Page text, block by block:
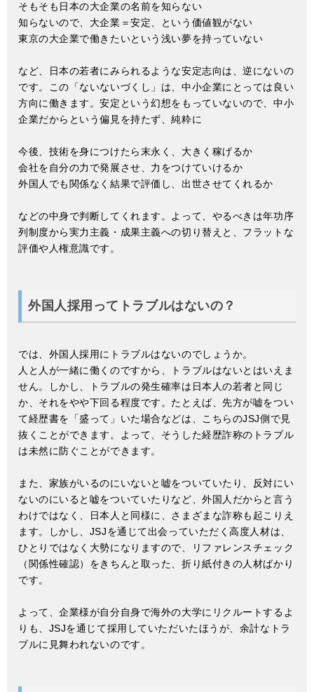
そもそも日本の大企業の名前を知らない
知らないので、大企業＝安定、という価値観がない
東京の大企業で働きたいという浅い夢を持っていない
など、日本の若者にみられるような安定志向は、逆にないの
です。この「ないないづくし」は、中小企業にとっては良い
方向に働きます。安定という幻想をもっていないので、中小
企業だからという偏見を持たず、純粋に
今後、技術を身につけたら末永く、大きく稼げるか
会社を自分の力で発展させ、力をつけていけるか
外国人でも関係なく結果で評価し、出世させてくれるか
などの中身で判断してくれます。よって、やるべきは年功序
列制度から実力主義・成果主義への切り替えと、フラットな
評価や人権意識です。
外国人採用ってトラブルはないの？
では、外国人採用にトラブルはないのでしょうか。
人と人が一緒に働くのですから、トラブルはないとはいえま
せん。しかし、トラブルの発生確率は日本人の若者と同じ
か、それをやや下回る程度です。たとえば、先方が嘘をつい
て経歴書を「盛って」いた場合などは、こちらのJSJ側で見
抜くことができます。よって、そうした経歴詐称のトラブル
は未然に防ぐことができます。
また、家族がいるのにいないと嘘をついていたり、反対にい
ないのにいると嘘をついていたりなど、外国人だからと言う
わけではなく、日本人と同様に、さまざまな詐称も起こりえ
ます。しかし、JSJを通じて出会っていただく高度人材は、
ひとりではなく大勢になりますので、リファレンスチェック
（関係性確認）をきちんと取った、折り紙付きの人材ばかり
です。
よって、企業様が自分自身で海外の大学にリクルートするよ
りも、JSJを通じて採用していただいたほうが、余計なトラ
ブルに見舞われないのです。